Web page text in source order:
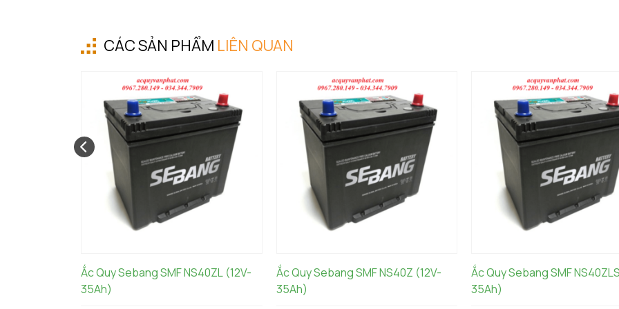
CÁC SẢN PHẨM LIÊN QUAN
Ắc Quy Sebang SMF NS40ZL (12V-
35Ah)
Ắc Quy Sebang SMF NS40Z (12V-
35Ah)
Ắc Quy Sebang SMF
35Ah)